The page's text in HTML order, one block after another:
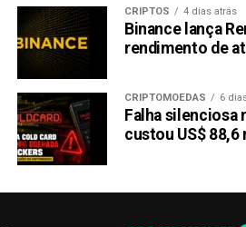
CRIPTOS 4 dias atrás
Binance lança
rendimento de
CRIPTOMOEDAS 6
Falha silenciosa
custou US$